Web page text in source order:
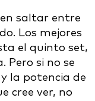
saltar entre
Los mejores
el quinto set,
Pero si no se
la potencia de
cree ver, no